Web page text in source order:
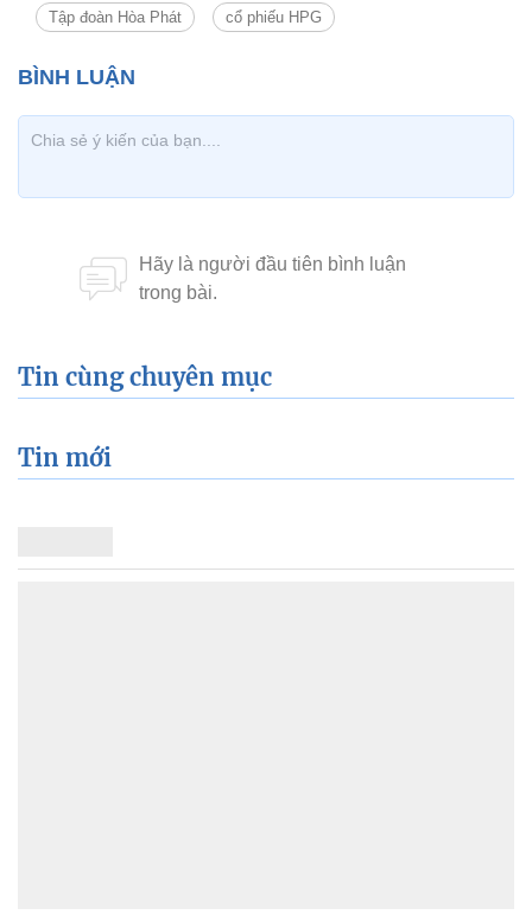
Tập đoàn Hòa Phát cổ phiếu HPG
Tin cùng chuyên mục
Tin mới